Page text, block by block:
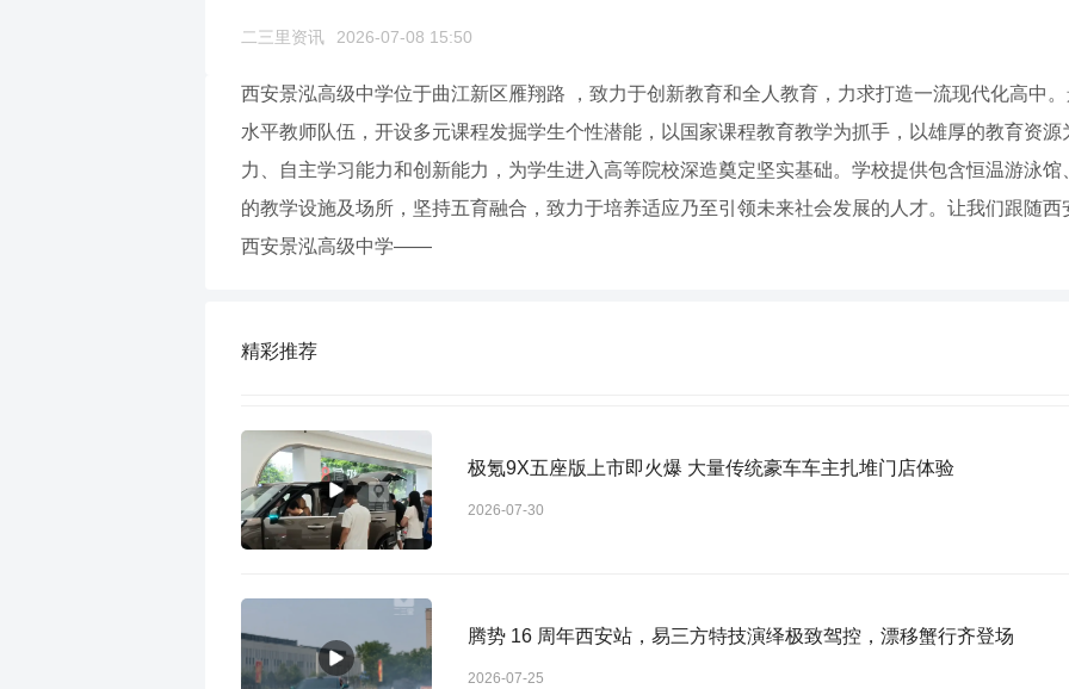
二三里资讯 2026-07-08 15:50
西安景泓高级中学位于曲江新区雁翔路 ，致力于创新教育和全人教育，力求打造一流现代化高中
水平教师队伍，开设多元课程发掘学生个性潜能，以国家课程教育教学为抓手，以雄厚的教育资
力、自主学习能力和创新能力，为学生进入高等院校深造奠定坚实基础。学校提供包含恒温游泳
的教学设施及场所，坚持五育融合，致力于培养适应乃至引领未来社会发展的人才。让我们跟随
西安景泓高级中学——
精彩推荐
极氪9X五座版上市即火爆 大量传统豪车车主扎堆门店体验
2026-07-30
腾势 16 周年西安站，易三方特技演绎极致驾控，漂移蟹行齐登场
2026-07-25